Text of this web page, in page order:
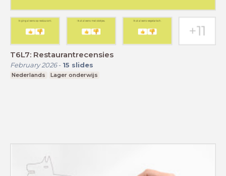
T6L7: Restaurantrecensies
February 2026- 15 slides
Nederlands Lager onderwijs